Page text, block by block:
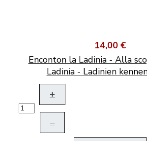
14,00 €
Enconton la Ladinia - Alla
Ladinia - Ladinien
+
–